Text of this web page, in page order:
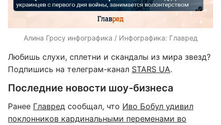
Алина Гросу инфографика / Инфографика: Главред
Любишь слухи, сплетни и скандалы из мира звезд?
Подпишись на телеграм-канал STARS UA.
Последние новости шоу-бизнеса
Ранее Главред сообщал, что Иво Бобул удивил
поклонников кардинальными переменами во